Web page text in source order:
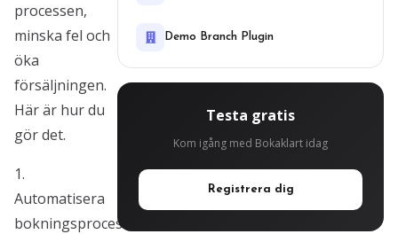
processen,
minska fel och
öka
försäljningen.
Här är hur du
gör det.
1.
Automatisera
bokningsprocessen
Demo Branch Plugin
Testa gratis
Kom igång med Bokaklart idag
Registrera dig